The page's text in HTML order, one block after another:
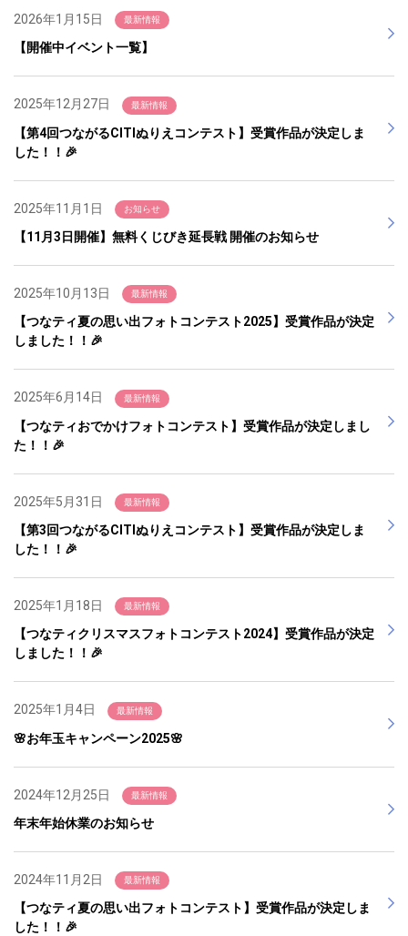
2026年1月15日 最新情報
【開催中イベント一覧】
2025年12月27日 最新情報
【第4回つながるCITIぬりえコンテスト】受賞作品が決定しま
した！！🎉
2025年11月1日 お知らせ
【11月3日開催】無料くじびき延長戦 開催のお知らせ
2025年10月13日 最新情報
【つなティ夏の思い出フォトコンテスト2025】受賞作品が決定
しました！！🎉
2025年6月14日 最新情報
【つなティおでかけフォトコンテスト】受賞作品が決定しまし
た！！🎉
2025年5月31日 最新情報
【第3回つながるCITIぬりえコンテスト】受賞作品が決定しま
した！！🎉
2025年1月18日 最新情報
【つなティクリスマスフォトコンテスト2024】受賞作品が決定
しました！！🎉
2025年1月4日 最新情報
🌸お年玉キャンペーン2025🌸
2024年12月25日 最新情報
年末年始休業のお知らせ
2024年11月2日 最新情報
【つなティ夏の思い出フォトコンテスト】受賞作品が決定しま
した！！🎉